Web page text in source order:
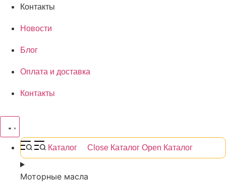
Контакты
Новости
Блог
Оплата и доставка
Контакты
Каталог Close Каталог Open Каталог
Моторные масла